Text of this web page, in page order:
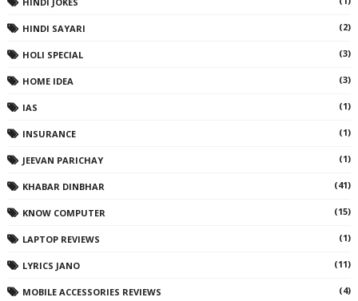
HINDI SAYARI (2)
HOLI SPECIAL (3)
HOME IDEA (3)
IAS (1)
INSURANCE (1)
JEEVAN PARICHAY (1)
KHABAR DINBHAR (41)
KNOW COMPUTER (15)
LAPTOP REVIEWS (1)
LYRICS JANO (11)
MOBILE ACCESSORIES REVIEWS (4)